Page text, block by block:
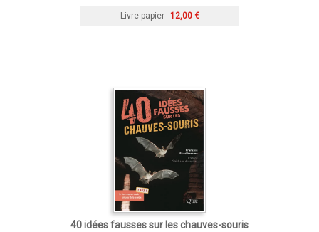
Livre papier 12,00 €
40 idées fausses sur les chauves-souris